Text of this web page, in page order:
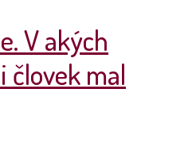
V akých
človek mal